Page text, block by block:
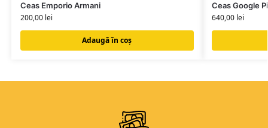
Ceas Emporio Armani
200,00 lei
Adaugă în coș
Ceas Google
640,00 lei